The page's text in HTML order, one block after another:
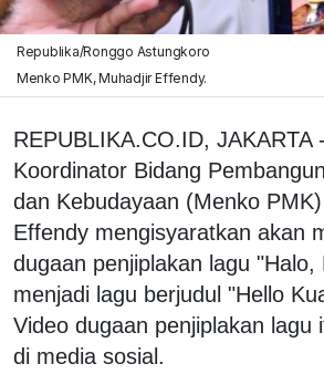
Republika/Ronggo Astungkoro
Menko PMK, Muhadjir Effendy.
REPUBLIKA.CO.ID, JAKARTA
Koordinator Bidang
dan Kebudayaan (Menko
Effendy mengisyaratkan akan
dugaan penjiplakan lagu "Halo,
menjadi lagu berjudul "Hello
Video dugaan penjiplakan lagu
di media sosial.